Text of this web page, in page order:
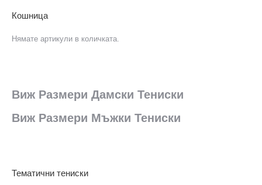
Кошница
Нямате артикули в количката.
Виж Размери Дамски Тениски
Виж Размери Мъжки Тениски
Тематични тениски